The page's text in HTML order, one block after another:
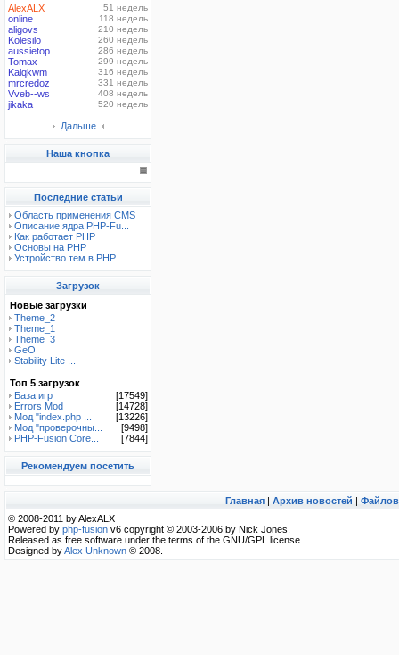
AlexALX
51 недель
online 118 недель
aligovs 210 недель
Kolesilo 260 недель
aussietop... 286 недель
Tomax 299 недель
Kalqkwm 316 недель
mrcredoz 331 недель
Vveb--ws 408 недель
jikaka 520 недель
Дальше
Наша кнопка
Последние статьи
Область применения CMS
Описание ядра PHP-Fu...
Как работает PHP
Основы на PHP
Устройство тем в PHP...
Загрузок
Новые загрузки
Theme_2
Theme_1
Theme_3
GeO
Stability Lite ...
Топ 5 загрузок
База игр
[17549]
Errors Mod
[14728]
Мод "index.php ...
[13226]
Мод "проверочны...
[9498]
PHP-Fusion Core...
[7844]
Рекомендуем посетить
Главная| Архив новостей |
© 2008-2011 by AlexALX
Powered by php-fusion v6 copyright © 2003-2006 by Nick Jones.
Released as free software under the terms of the GNU/GPL license.
Designed byAlex Unknown © 2008.